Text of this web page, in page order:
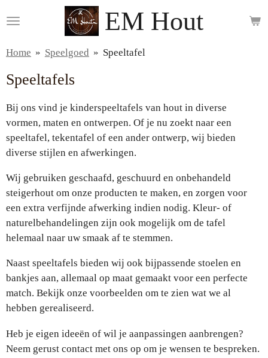
direct
de
hoofdinhoud
EM Hout
Home » Speelgoed » Speeltafel
Speeltafels
Bij ons vind je kinderspeeltafels van hout in diverse
vormen, maten en ontwerpen. Of je nu zoekt naar een
speeltafel, tekentafel of een ander ontwerp, wij bieden
diverse stijlen en afwerkingen.
Wij gebruiken geschaafd, geschuurd en onbehandeld
steigerhout om onze producten te maken, en zorgen voor
een extra verfijnde afwerking indien nodig. Kleur- of
naturelbehandelingen zijn ook mogelijk om de tafel
helemaal naar uw smaak af te stemmen.
Naast speeltafels bieden wij ook bijpassende stoelen en
bankjes aan, allemaal op maat gemaakt voor een perfecte
match. Bekijk onze voorbeelden om te zien wat we al
hebben gerealiseerd.
Heb je eigen ideeën of wil je aanpassingen aanbrengen?
Neem gerust contact met ons op om je wensen te bespreken.